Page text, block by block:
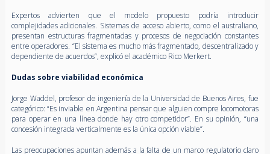
Expertos advierten que el modelo propuesto podría introducir
complejidades adicionales. Sistemas de acceso abierto, como el australiano,
presentan estructuras fragmentadas y procesos de negociación constantes
entre operadores. “El sistema es mucho más fragmentado, descentralizado y
dependiente de acuerdos”, explicó el académico Rico Merkert.
Dudas sobre viabilidad económica
Jorge Waddel, profesor de ingeniería de la Universidad de Buenos Aires, fue
categórico: “Es inviable en Argentina pensar que alguien compre locomotoras
para operar en una línea donde hay otro competidor”. En su opinión, “una
concesión integrada verticalmente es la única opción viable”.
Las preocupaciones apuntan además a la falta de un marco regulatorio claro